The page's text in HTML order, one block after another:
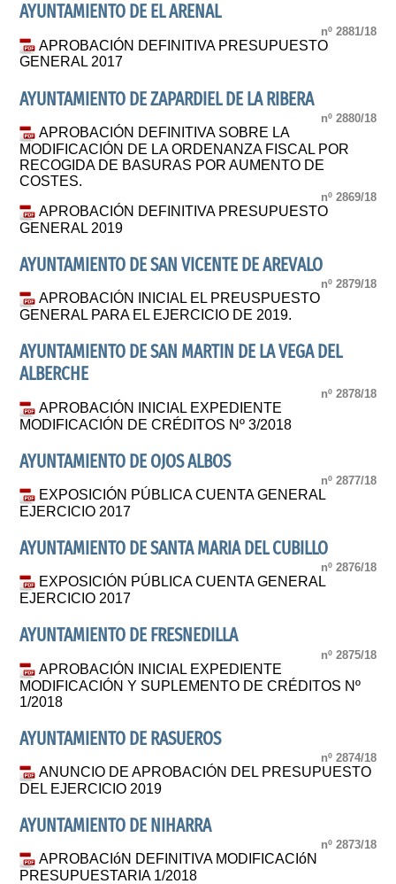
AYUNTAMIENTO DE EL ARENAL
nº 2881/18
APROBACIÓN DEFINITIVA PRESUPUESTO
GENERAL 2017
AYUNTAMIENTO DE ZAPARDIEL DE LA RIBERA
nº 2880/18
APROBACIÓN DEFINITIVA SOBRE LA
MODIFICACIÓN DE LA ORDENANZA FISCAL POR
RECOGIDA DE BASURAS POR AUMENTO DE
COSTES.
nº 2869/18
APROBACIÓN DEFINITIVA PRESUPUESTO
GENERAL 2019
AYUNTAMIENTO DE SAN VICENTE DE AREVALO
nº 2879/18
APROBACIÓN INICIAL EL PREUSPUESTO
GENERAL PARA EL EJERCICIO DE 2019.
AYUNTAMIENTO DE SAN MARTIN DE LA VEGA DEL
ALBERCHE
nº 2878/18
APROBACIÓN INICIAL EXPEDIENTE
MODIFICACIÓN DE CRÉDITOS Nº 3/2018
AYUNTAMIENTO DE OJOS ALBOS
nº 2877/18
EXPOSICIÓN PÚBLICA CUENTA GENERAL
EJERCICIO 2017
AYUNTAMIENTO DE SANTA MARIA DEL CUBILLO
nº 2876/18
EXPOSICIÓN PÚBLICA CUENTA GENERAL
EJERCICIO 2017
AYUNTAMIENTO DE FRESNEDILLA
nº 2875/18
APROBACIÓN INICIAL EXPEDIENTE
MODIFICACIÓN Y SUPLEMENTO DE CRÉDITOS Nº
1/2018
AYUNTAMIENTO DE RASUEROS
nº 2874/18
ANUNCIO DE APROBACIÓN DEL PRESUPUESTO
DEL EJERCICIO 2019
AYUNTAMIENTO DE NIHARRA
nº 2873/18
APROBACIóN DEFINITIVA MODIFICACIóN
PRESUPUESTARIA 1/2018